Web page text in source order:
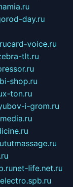
day.ru
card-voice.ru
tlt.ru
shop.ru
x-ton.ru
i-grom.ru
tutmassage.ru
net-life.net.ru